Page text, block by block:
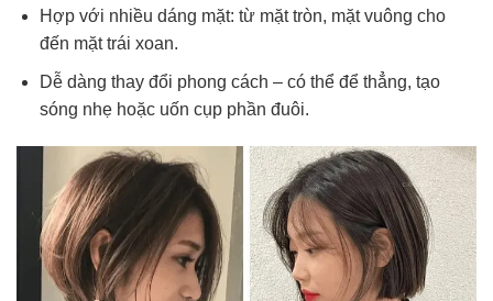
Hợp với nhiều dáng mặt: từ mặt tròn, mặt vuông cho
đến mặt trái xoan.
Dễ dàng thay đổi phong cách – có thể để thẳng, tạo
sóng nhẹ hoặc uốn cụp phần đuôi.